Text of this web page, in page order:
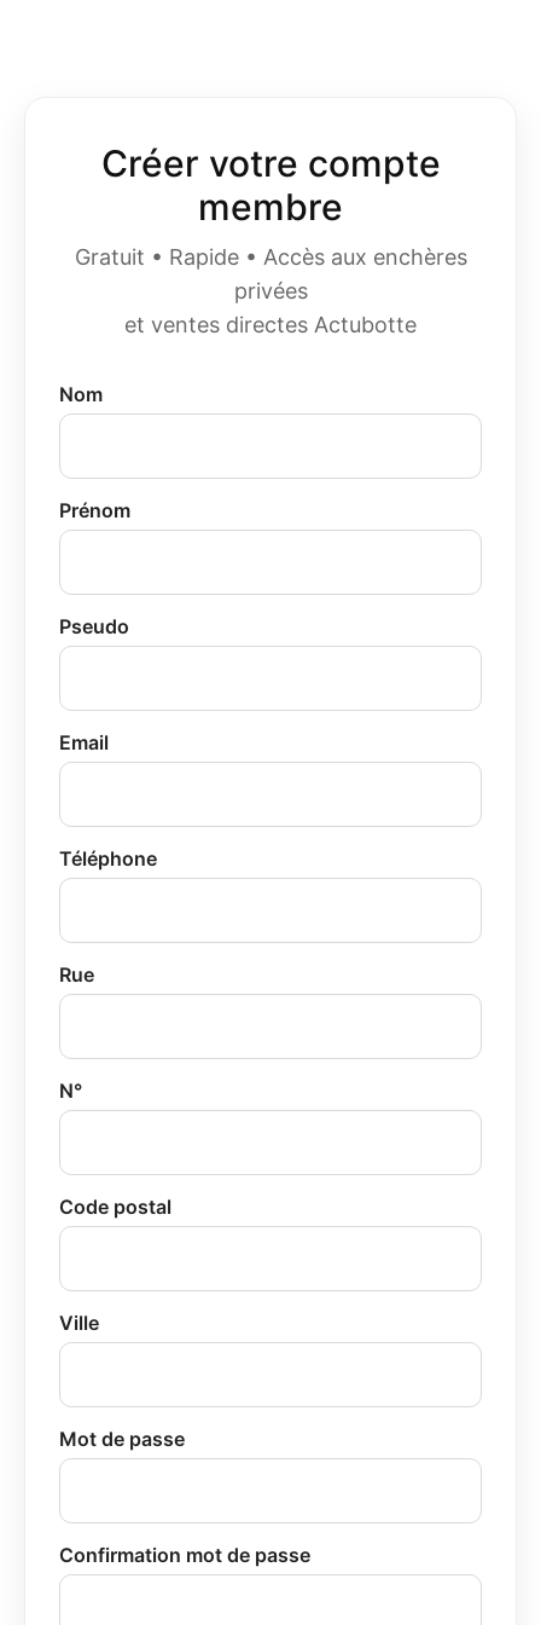
Créer votre compte
membre
Gratuit • Rapide • Accès aux enchères
privées
et ventes directes Actubotte
Nom
Prénom
Pseudo
Email
Téléphone
Rue
N°
Code postal
Ville
Mot de passe
Confirmation mot de passe